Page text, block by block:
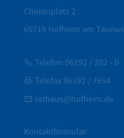
Chinonplatz 2
65719 Hofheim am Taunus
Telefon 06192 / 202 - 0
Telefax 06192 / 7654
rathaus@hofheim.de
Kontaktformular